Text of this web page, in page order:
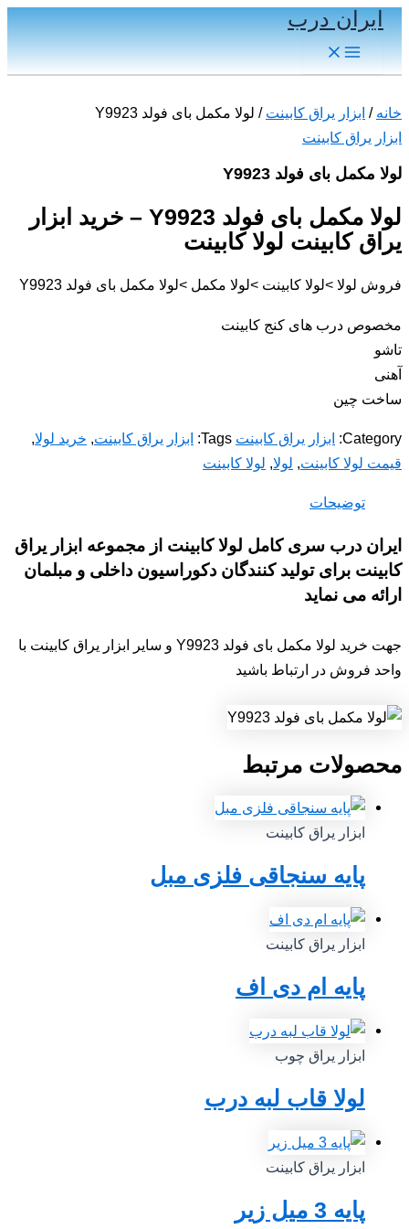
پرش
به
محتوا
ایران درب
Main
Menu
خانه / ابزار یراق کابینت / لولا مکمل بای فولد Y9923
ابزار یراق کابینت
لولا مکمل بای فولد Y9923
لولا مکمل بای فولد Y9923 – خرید ابزار
یراق کابینت لولا کابینت
فروش لولا >لولا کابینت >لولا مکمل >لولا مکمل بای فولد Y9923
مخصوص درب های کنج کابینت
تاشو
آهنی
ساخت چین
Category: ابزار یراق کابینت Tags: ابزار یراق کابینت, خرید لولا,
قیمت لولا کابینت, لولا, لولا کابینت
توضیحات
ایران درب سری کامل لولا کابینت از مجموعه ابزار یراق
کابینت برای تولید کنندگان دکوراسیون داخلی و مبلمان
ارائه می نماید
جهت خرید لولا مکمل بای فولد Y9923 و سایر ابزار یراق کابینت با
واحد فروش در ارتباط باشید
محصولات مرتبط
ابزار یراق کابینت
پایه سنجاقی فلزی مبل
ابزار یراق کابینت
پایه ام دی اف
ابزار یراق چوب
لولا قاب لبه درب
ابزار یراق کابینت
پایه 3 میل زیر